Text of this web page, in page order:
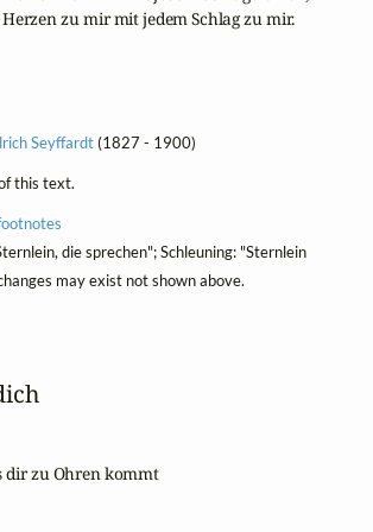
zu mir mit jedem Schlag zu mir.
Seyffardt(1827 - 1900)
this text.
die sprechen"; Schleuning: "Sternlein
may exist not shown above.
dir zu Ohren kommt